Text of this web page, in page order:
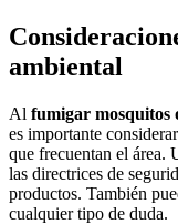
ambiental
Al fumigar mosquitos
es importante
que frecuentan el área.
las directrices de
productos. También
cualquier tipo de duda.